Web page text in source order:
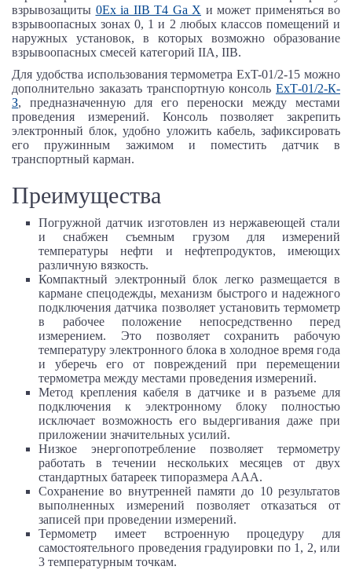
взрывозащиты 0Ех ia IIB T4 Ga Х и может применяться во
взрывоопасных зонах 0, 1 и 2 любых классов помещений и
наружных установок, в которых возможно образование
взрывоопасных смесей категорий IIA, IIB.
Для удобства использования термометраExT-01/2-15 можно
дополнительно заказать транспортную консоль ExT‑01/2‑К-
З, предназначенную для его переноски между местами
проведения измерений. Консоль позволяет закрепить
электронный блок, удобно уложить кабель, зафиксировать
его пружинным зажимом и поместить датчик в
транспортный карман.
Преимущества
Погружной датчик изготовлен из нержавеющей стали
и снабжен съемным грузом для измерений
температуры нефти и нефтепродуктов, имеющих
различную вязкость.
Компактный электронный блок легко размещается в
кармане спецодежды, механизм быстрого и надежного
подключения датчика позволяет установить термометр
в рабочее положение непосредственно перед
измерением. Это позволяет сохранить рабочую
температуру электронного блока в холодное время года
и уберечь его от повреждений при перемещении
термометра между местами проведения измерений.
Метод крепления кабеля в датчике и в разъеме для
подключения к электронному блоку полностью
исключает возможность его выдергивания даже при
приложении значительных усилий.
Низкое энергопотребление позволяет термометру
работать в течении нескольких месяцев от двух
стандартных батареек типоразмера ААА.
Сохранение во внутренней памяти до 10 результатов
выполненных измерений позволяет отказаться от
записей при проведении измерений.
Термометр имеет встроенную процедуру для
самостоятельного проведения градуировки по 1, 2, или
3 температурным точкам.